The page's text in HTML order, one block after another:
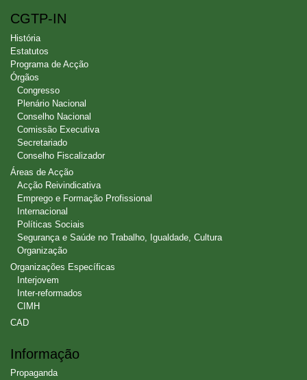
CGTP-IN
História
Estatutos
Programa de Acção
Órgãos
Congresso
Plenário Nacional
Conselho Nacional
Comissão Executiva
Secretariado
Conselho Fiscalizador
Áreas de Acção
Acção Reivindicativa
Emprego e Formação Profissional
Internacional
Políticas Sociais
Segurança e Saúde no Trabalho, Igualdade, Cultura
Organização
Organizações Específicas
Interjovem
Inter-reformados
CIMH
CAD
Informação
Propaganda